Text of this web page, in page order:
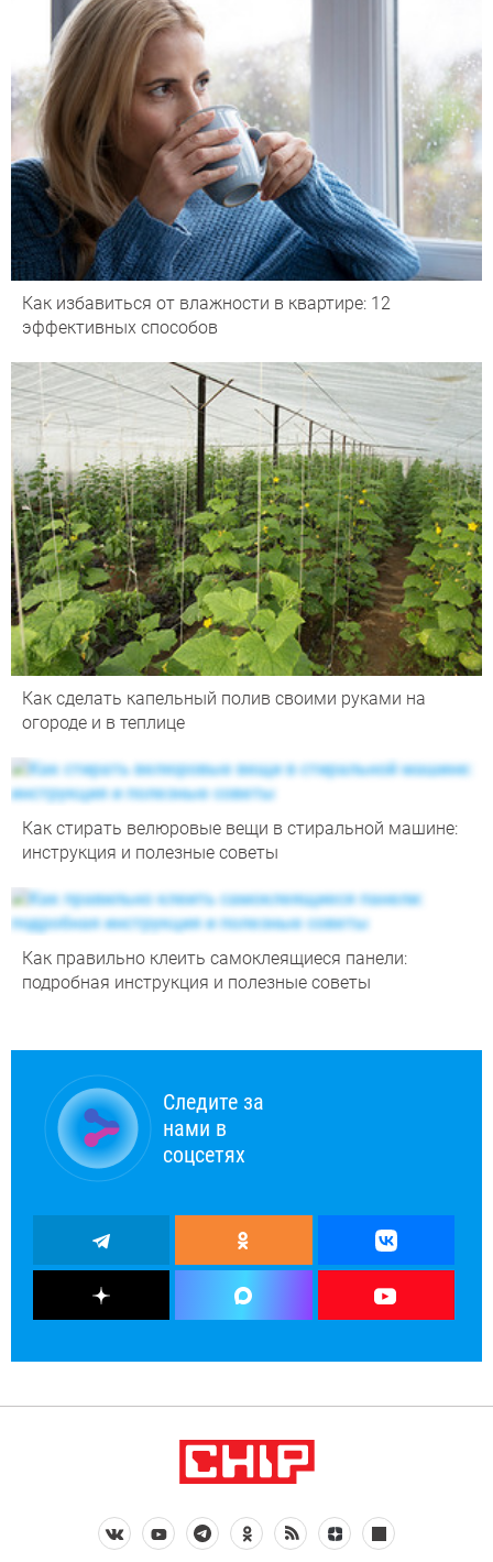
Как избавиться от влажности в квартире: 12
эффективных способов
Как сделать капельный полив своими руками на
огороде и в теплице
Как стирать велюровые вещи в стиральной машине:
инструкция и полезные советы
Как правильно клеить самоклеящиеся панели:
подробная инструкция и полезные советы
Следите за
нами в
соцсетях